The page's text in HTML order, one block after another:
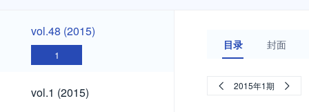
vol.48
(2015)
vol.48 (2015)
1
vol.1
(2015)
vol.1 (2015)
目录 封面
2015年1期